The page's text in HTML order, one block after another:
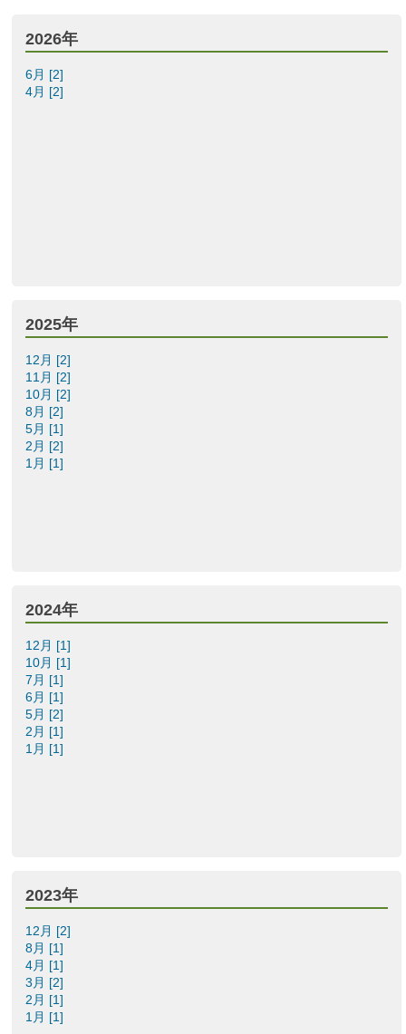
2026年
6月 [2]
4月 [2]
2025年
12月 [2]
11月 [2]
10月 [2]
8月 [2]
5月 [1]
2月 [2]
1月 [1]
2024年
12月 [1]
10月 [1]
7月 [1]
6月 [1]
5月 [2]
2月 [1]
1月 [1]
2023年
12月 [2]
8月 [1]
4月 [1]
3月 [2]
2月 [1]
1月 [1]